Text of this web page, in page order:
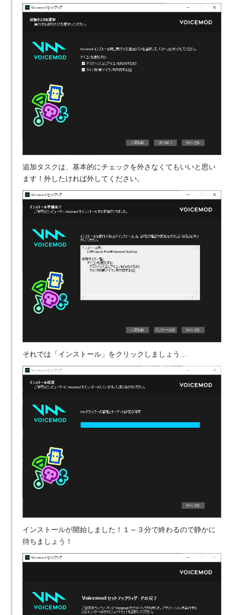
追加タスクは、基本的にチェックを外さなくてもいいと思い
ます！外したければ外してください。
それでは「インストール」をクリックしましょう…
インストールが開始しました！１～３分で終わるので静かに
待ちましょう！